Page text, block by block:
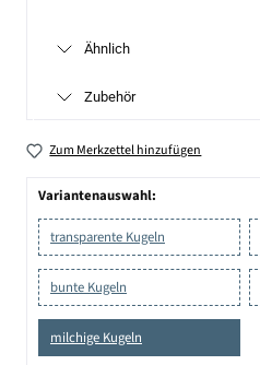
Ähnlich
Zubehör
Zum Merkzettel hinzufügen
Variantenauswahl:
transparente Kugeln
bunte Kugeln
milchige Kugeln